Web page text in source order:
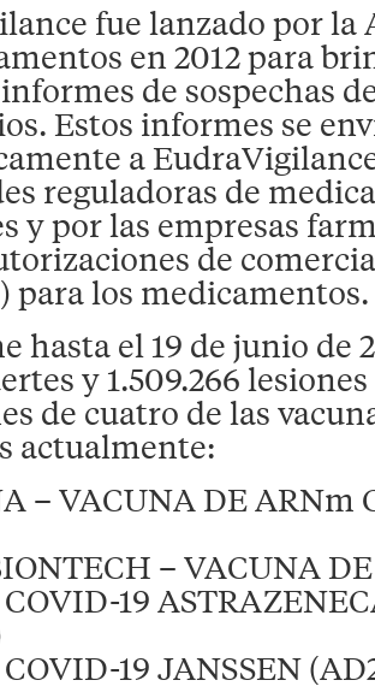
fue lanzado por la
en 2012 para
de sospechas
Estos informes se
a
reguladoras de
y por las empresas
de
para los medicamentos.
hasta el 19 de junio de
y 1.509.266
de cuatro de las
actualmente:
– VACUNA DE ARNm
– VACUNA
19
19 JANSSEN